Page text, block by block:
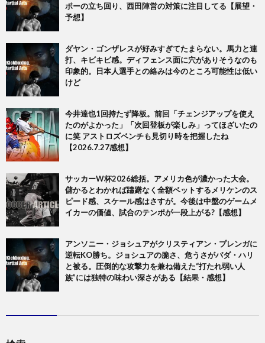
ポーの立ち回り、西田陣営の対策に注目してる【展望・
予想】
ダヤン・ゴンザレスが好みすぎてたまらない。馬力と連
打、キビキビ感。ディフェンス面に穴がありそうなのも
印象的。日本人選手との絡みは今のところ可能性は低い
けど
今井達也1回持たず降板。前回「チェンジアップを使え
たのがよかった」「次回登板が楽しみ」ってほざいたの
に笑 アストロズベンチも見切り時を把握したね
【2026.7.27感想】
サッカーW杯2026総括。アメリカ色が濃かった大会。
儲かるとわかれば躊躇なく全額ベットするメリケンのス
ピード感、スケール感はさすが。今後は中盤のゲームメ
イカーの価値、試合のテンポが一段上がる?【感想】
アンソニー・ジョシュアがクリスティアン・プレンガに
逆転KO勝ち。ジョシュアの脆さ、危うさがバダ・ハリ
と被る。圧倒的な攻撃力を兼ね備えた“打たれ弱い人
族”には独特の味わい深さがある【結果・感想】